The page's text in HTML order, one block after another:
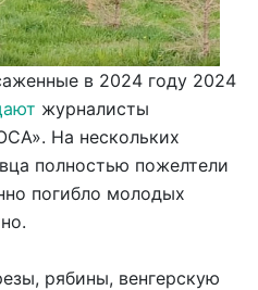
в 2024 году 2024
журналисты
На нескольких
полностью пожелтели
погибло молодых
рябины, венгерскую